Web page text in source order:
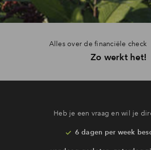
Alles over de financiële check
Zo werkt het!
Interesse?